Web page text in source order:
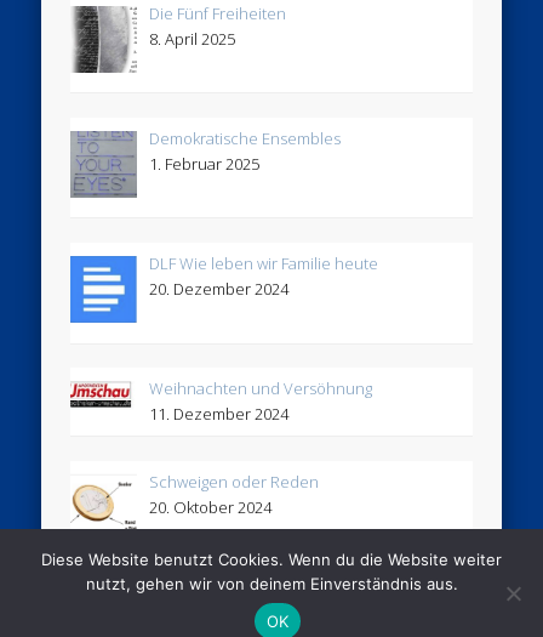
Die Fünf Freiheiten
8. April 2025
Demokratische Ensembles
1. Februar 2025
DLF Wie leben wir Familie heute
20. Dezember 2024
Weihnachten und Versöhnung
11. Dezember 2024
Schweigen oder Reden
20. Oktober 2024
Diese Website benutzt Cookies. Wenn du die Website weiter
nutzt, gehen wir von deinem Einverständnis aus.
OK